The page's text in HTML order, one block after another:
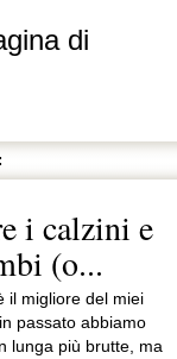
di
i calzini e
(o...
il migliore del miei
passato abbiamo
lunga più brutte, ma